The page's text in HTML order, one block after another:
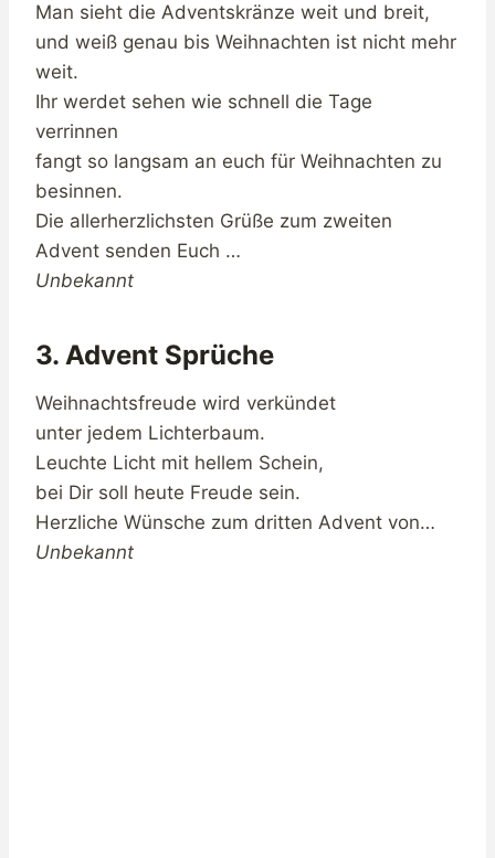
Man sieht die Adventskränze weit und breit,
und weiß genau bis Weihnachten ist nicht mehr
weit.
Ihr werdet sehen wie schnell die Tage
verrinnen
fangt so langsam an euch für Weihnachten zu
besinnen.
Die allerherzlichsten Grüße zum zweiten
Advent senden Euch …
Unbekannt
3. Advent Sprüche
Weihnachtsfreude wird verkündet
unter jedem Lichterbaum.
Leuchte Licht mit hellem Schein,
bei Dir soll heute Freude sein.
Herzliche Wünsche zum dritten Advent von…
Unbekannt